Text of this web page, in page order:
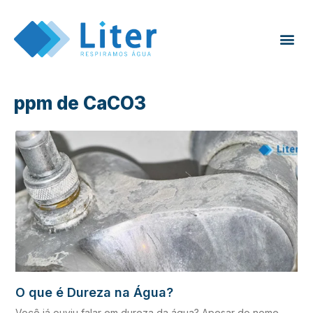
ppm de CaCO3
O que é Dureza na Água?